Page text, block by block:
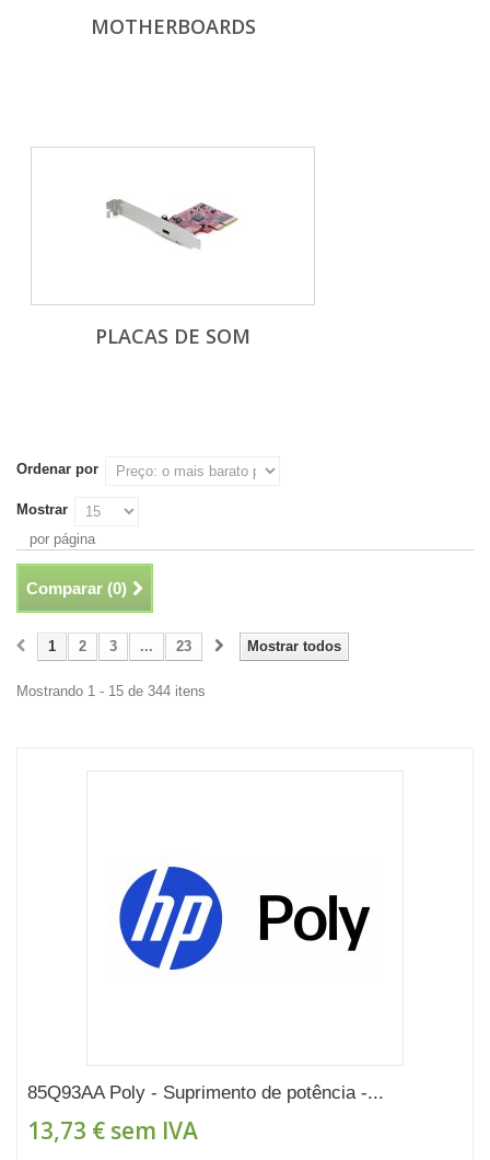
MOTHERBOARDS
PLACAS DE SOM
Ordenar por
Mostrar
por página
Comparar (0)
Mostrar todos
1 2 3 ... 23
Mostrando 1 - 15 de 344 itens
85Q93AA Poly - Suprimento de potência -...
13,73 € sem IVA